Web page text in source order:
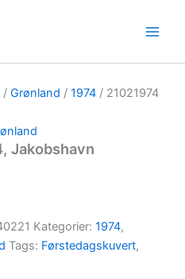
/ Grønland / 1974 / 21021974
Jakobshavn
Kategorier: 1974,
Tags: Førstedagskuvert,